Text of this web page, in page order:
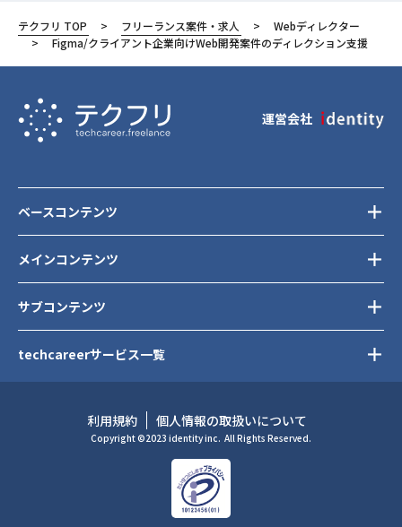
テクフリ TOP フリーランス案件・求人
Webディレクター
Figma/クライアント企業向けWeb開発案件のディレクション支援
運営会社
メインコンテンツ
サブコンテンツ
ベースコンテンツ
techcareerサービス一覧
利用規約 個人情報の取扱いについて
Copyright ©2023 identity inc. All Rights Reserved.